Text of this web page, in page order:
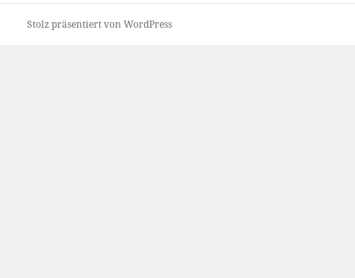
Stolz präsentiert von WordPress